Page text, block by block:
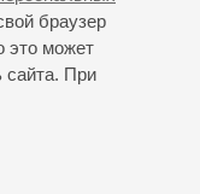
браузер
это может
сайта. При
Освер- гобой;
Моцарт: